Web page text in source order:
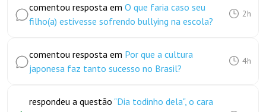
comentou resposta em O que faria caso seu
filho(a) estivesse sofrendo bullying na escola?
2h
comentou resposta em Por que a cultura
japonesa faz tanto sucesso no Brasil?
4h
respondeu a questão "Dia todinho dela", o cara